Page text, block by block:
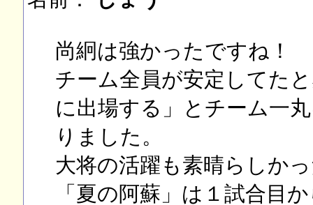
尚絅は強かったですね！
チーム全員が安定してた
に出場する」とチーム一
りました。
大将の活躍も素晴らしか
「夏の阿蘇」は１試合目